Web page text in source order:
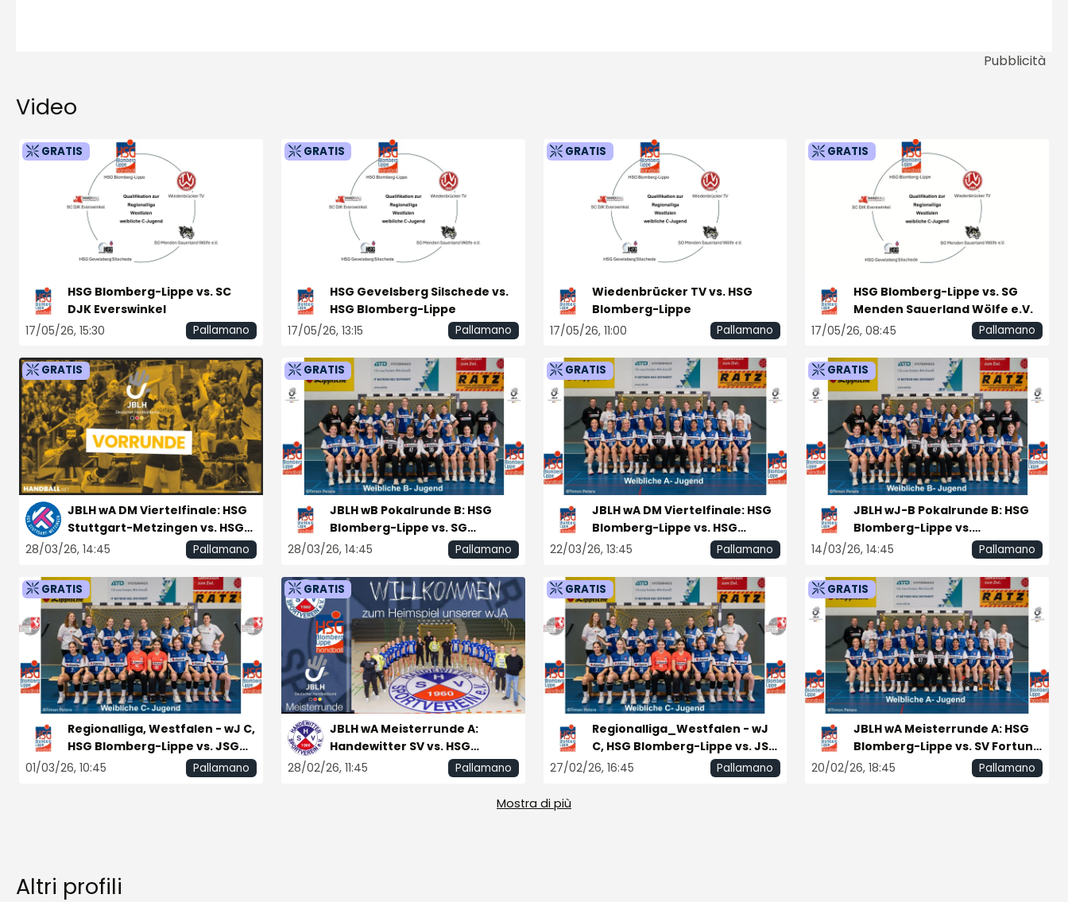
Pubblicità
Video
GRATIS
HSG Blomberg-Lippe vs. SC
DJK Everswinkel
17/05/26, 15:30
Pallamano
GRATIS
HSG Gevelsberg Silschede vs.
HSG Blomberg-Lippe
17/05/26, 13:15
Pallamano
GRATIS
Wiedenbrücker TV vs. HSG
Blomberg-Lippe
17/05/26, 11:00
Pallamano
GRATIS
HSG Blomberg-Lippe vs. SG
Menden Sauerland Wölfe e.V.
17/05/26, 08:45
Pallamano
GRATIS
JBLH wA DM Viertelfinale: HSG
Stuttgart-Metzingen vs. HSG
Blomberg-Lippe
28/03/26, 14:45 Pallamano
GRATIS
JBLH wB Pokalrunde B: HSG
Blomberg-Lippe vs. SG
Kirchhof 09
28/03/26, 14:45 Pallamano
GRATIS
JBLH wA DM Viertelfinale: HSG
Blomberg-Lippe vs. HSG
Stuttgart-Metzingen
22/03/26, 13:45 Pallamano
GRATIS
JBLH wJ-B Pokalrunde B: HSG
Blomberg-Lippe vs.
Turnerschaft St Tönis 1861
14/03/26, 14:45 Pallamano
GRATIS
Regionalliga, Westfalen - wJ C,
HSG Blomberg-Lippe vs. JSG
Hesselteich/Loxten
01/03/26, 10:45 Pallamano
GRATIS
JBLH wA Meisterrunde A:
Handewitter SV vs. HSG
Blomberg-Lippe
28/02/26, 11:45 Pallamano
GRATIS
Regionalliga_Westfalen - wJ
C, HSG Blomberg-Lippe vs. JSG
Westfalen
27/02/26, 16:45 Pallamano
GRATIS
JBLH wA Meisterrunde A: HSG
Blomberg-Lippe vs. SV Fortuna
50 Neubrandenburg
20/02/26, 18:45 Pallamano
Mostra di più
Altri profili